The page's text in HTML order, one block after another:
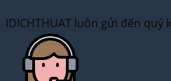
IDICHTHUAT luôn gửi đến